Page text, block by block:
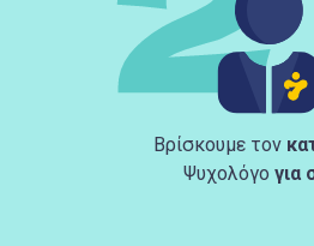
Βρίσκουμε τον
Ψυχολόγο για